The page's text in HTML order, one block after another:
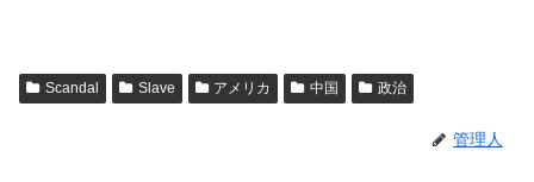
Scandal Slave アメリカ 中国 政治
管理人